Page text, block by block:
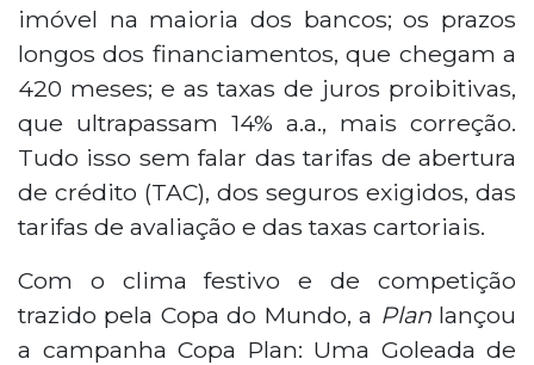
imóvel na maioria dos bancos; os prazos
longos dos financiamentos, que chegam a
420 meses; e as taxas de juros proibitivas,
que ultrapassam 14% a.a., mais correção.
Tudo isso sem falar das tarifas de abertura
de crédito (TAC), dos seguros exigidos, das
tarifas de avaliação e das taxas cartoriais.
Com o clima festivo e de competição
trazido pela Copa do Mundo, a Planlançou
a campanha Copa Plan: Uma Goleada de